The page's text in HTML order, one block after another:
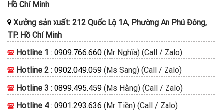
Hồ Chí Minh
Xưởng sản xuất: 212 Quốc Lộ 1A, Phường An Phú Đông,
TP. Hồ Chí Minh
Hotline 1 : 0909.766.660 (Mr Nghĩa) (Call / Zalo)
Hotline 2 : 0902.049.059 (Ms Sang) (Call / Zalo)
Hotline 3 : 0899.495.459 (Ms Hằng) (Call / Zalo)
Hotline 4: 0901.293.636 (Mr Tiền) (Call / Zalo)